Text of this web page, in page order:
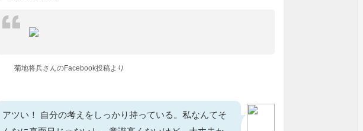
菊地将兵さんのFacebook投稿より
アツい！ 自分の考えをしっかり持っている。私なんてそ